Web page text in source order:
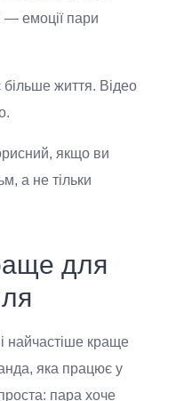
— емоції пари
життя. Відео
якщо ви
а не тільки
для
найчастіше краще
яка працює у
пара хоче